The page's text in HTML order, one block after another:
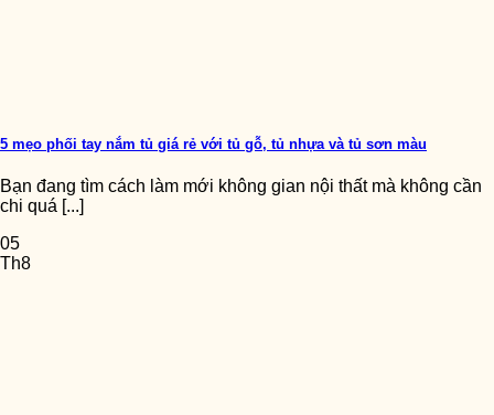
5 mẹo phối tay nắm tủ giá rẻ với tủ gỗ, tủ nhựa và tủ sơn màu
Bạn đang tìm cách làm mới không gian nội thất mà không cần
chi quá [...]
05
Th8